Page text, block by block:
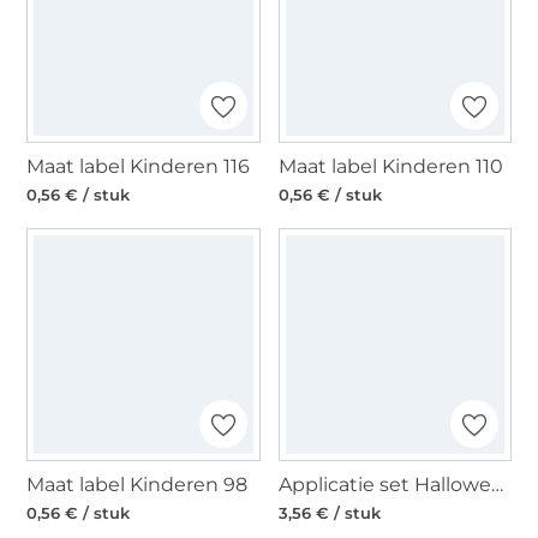
Maat label Kinderen 116
0,56 € / stuk
Maat label Kinderen 110
0,56 € / stuk
Maat label Kinderen 98
0,56 € / stuk
Applicatie set Halloweeen 4 pcs.
3,56 € / stuk